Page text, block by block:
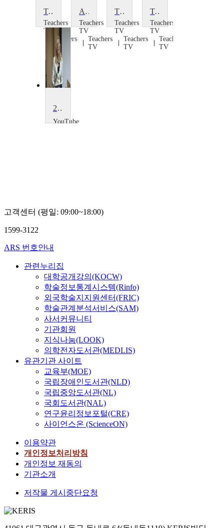
Teenage Pregnancy
Teachers
TV
Teachers
TV
Abortion Education
Teachers
TV
Teachers
TV
Think About the Future: Pregnancy
Teachers
TV
Teachers
TV
Teaching Abortion
Teachers
TV
Teachers
TV
21세기의 여권과 인권
YouTube
고객센터 (평일: 09:00~18:00)
1599-3122
ARS 번호안내
관련누리집
대학공개강의(KOCW)
학술정보통계시스템(Rinfo)
외국학술지지원센터(FRIC)
학술관계분석서비스(SAM)
사서커뮤니티
기관회원
지식나눔(LOOK)
의학전자도서관(MEDLIS)
유관기관 사이트
교육부(MOE)
국립장애인도서관(NLD)
국립중앙도서관(NL)
국회도서관(NAL)
연구윤리정보포털(CRE)
사이언스온 (ScienceON)
이용약관
개인정보처리방침
개인정보 재동의
기관소개
저작물 게시중단요청